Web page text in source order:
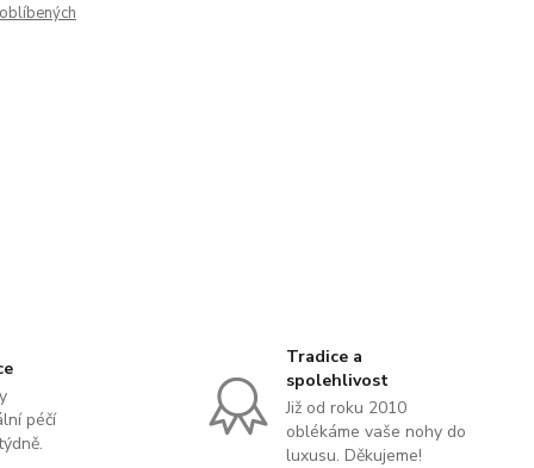
péčí
Tradice a
spolehlivost
Již od roku 2010
oblékáme vaše nohy do
luxusu. Děkujeme!